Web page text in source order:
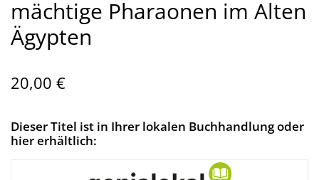
mächtige Pharaonen im Alten
Ägypten
20,00 €
Dieser Titel ist in Ihrer lokalen Buchhandlung oder
hier erhältlich: